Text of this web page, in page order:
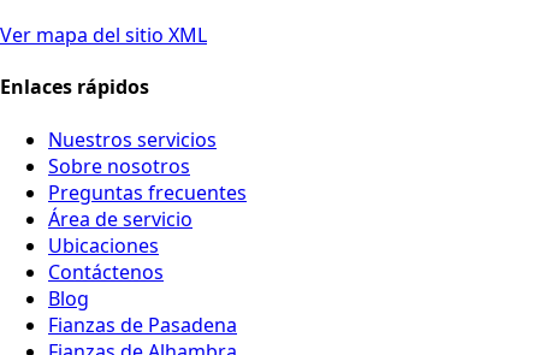
Ver mapa del sitio XML
Enlaces rápidos
Nuestros servicios
Sobre nosotros
Preguntas frecuentes
Área de servicio
Ubicaciones
Contáctenos
Blog
Fianzas de Pasadena